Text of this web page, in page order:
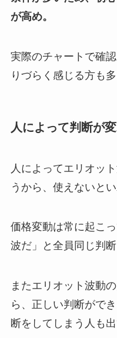
が高め。
実際のチャートで確
りづらく感じる方も多
人によって判断が
人によってエリオッ
うから、使えないと
価格変動は常に起こ
波だ」と全員同じ判
またエリオット波動
ら、正しい判断がで
断をしてしまう人も出